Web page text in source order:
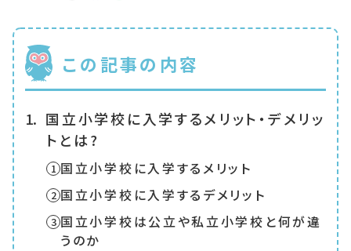
この記事の内容
国立小学校に入学するメリット・デメリッ
トとは?
国立小学校に入学するメリット
国立小学校に入学するデメリット
国立小学校は公立や私立小学校と何が違
うのか